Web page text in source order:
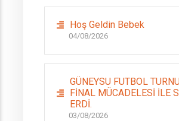
Hoş Geldin Bebek
04/08/2026
GÜNEYSU FUTBOL
FİNAL MÜCADELESİ İLE
ERDİ.
03/08/2026